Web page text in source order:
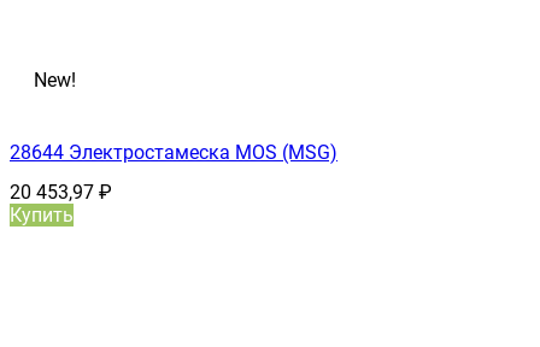
New!
28644 Электростамеска MOS (MSG)
20 453,97 ₽
Купить